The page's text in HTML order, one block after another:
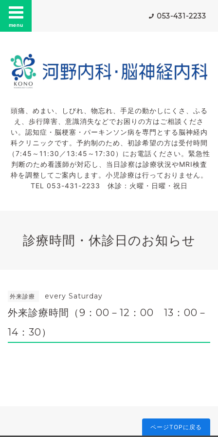
menu
053-431-2233
頭痛、めまい、しびれ、物忘れ、手足の動かしにくさ、ふる
え、歩行障害、意識消失などでお困りの方はご相談くださ
い。認知症・脳梗塞・パーキンソン病を専門とする脳神経内
科クリニックです。予約制のため、初診希望の方は受付時間
（7:45～11:30／13:45～17:30）にお電話ください。緊急性
判断のため看護師が対応し、当日診察は診療状況やMRI検査
枠を調整してご案内します。小児診療は行っておりません。
TEL 053-431-2233 休診：火曜・日曜・祝日
診療時間・休診日のお知らせ
外来診療 every Saturday
外来診療時間（9：00－12：00 13：00－
14：30）
ページTOPに戻る